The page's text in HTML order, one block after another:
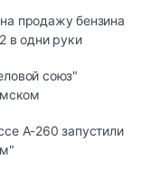
продажу бензина
в одни руки
союз"
А-260 запустили